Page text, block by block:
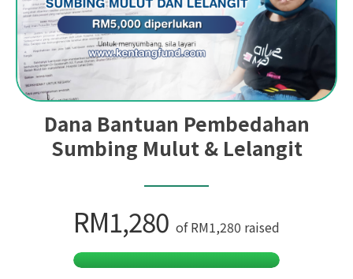
Dana Bantuan Pembedahan
Sumbing Mulut & Lelangit
RM1,280 ofRM1,280 raised